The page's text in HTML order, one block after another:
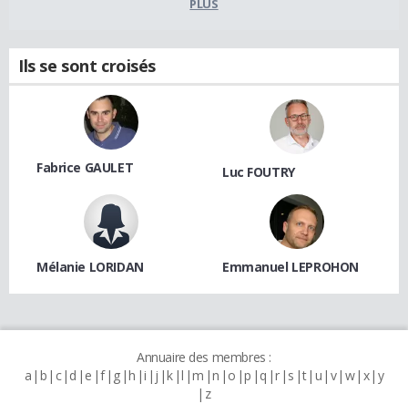
PLUS
Ils se sont croisés
Fabrice GAULET Luc FOUTRY
Mélanie LORIDAN Emmanuel LEPROHON
Annuaire des membres :
a b c d e f g h i j k l m n o p q r s t u v w x y
z